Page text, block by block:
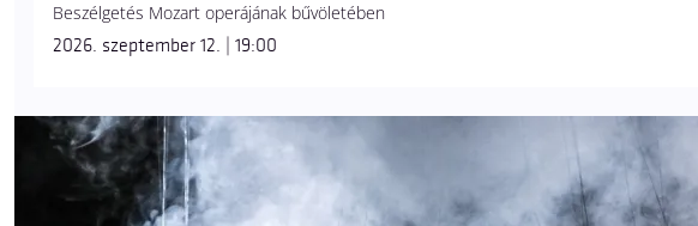
Beszélgetés Mozart operájának bűvöletében
2026. szeptember 12. | 19:00